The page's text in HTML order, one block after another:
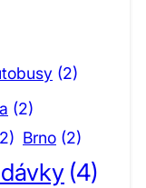
(2)
(2)
Brno (2)
(4)